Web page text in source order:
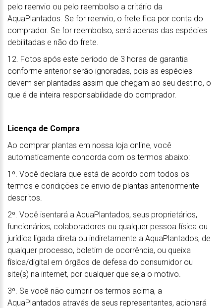
pelo reenvio ou pelo reembolso a critério da
AquaPlantados. Se for reenvio, o frete fica por conta do
comprador. Se for reembolso, será apenas das espécies
debilitadas e não do frete.
12. Fotos após este período de 3 horas de garantia
conforme anterior serão ignoradas, pois as espécies
devem ser plantadas assim que chegam ao seu destino, o
que é de inteira responsabilidade do comprador.
Licença de Compra
Ao comprar plantas em nossa loja online, você
automaticamente concorda com os termos abaixo:
1º. Você declara que está de acordo com todos os
termos e condições de envio de plantas anteriormente
descritos.
2º. Você isentará a AquaPlantados, seus proprietários,
funcionários, colaboradores ou qualquer pessoa física ou
jurídica ligada direta ou indiretamente a AquaPlantados, de
qualquer processo, boletim de ocorrência, ou queixa
física/digital em órgãos de defesa do consumidor ou
site(s) na internet, por qualquer que seja o motivo.
3º. Se você não cumprir os termos acima, a
AquaPlantados através de seus representantes, acionará